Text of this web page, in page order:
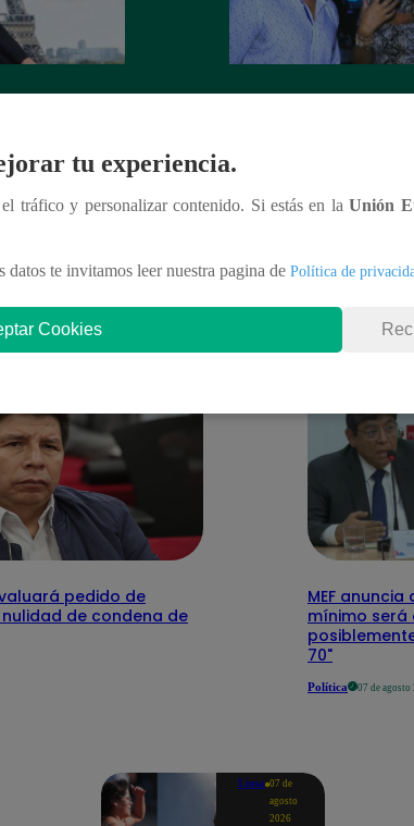
pedido de
de condena de
MEF
mínimo será
70"
Política 07 de agosto
Lima 07 de
agosto
2026
tu experiencia.
tráfico y personalizar contenido. Si estás en laUnión
te invitamos leer nuestra pagina de Política de
Cookies